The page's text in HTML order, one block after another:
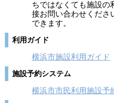
ちではなくても施設の
接お問い合わせくださ
できます。
利用ガイド
横浜市施設利用ガイド
施設予約システム
横浜市市民利用施設予